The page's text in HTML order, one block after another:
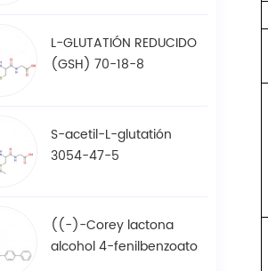
L-GLUTATIÓN REDUCIDO
(GSH) 70-18-8
S-acetil-L-glutatión
3054-47-5
((-)-Corey lactona
alcohol 4-fenilbenzoato